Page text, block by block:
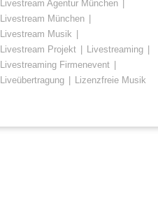
Livestream Agentur München
Livestream München
Livestream Musik
Livestream Projekt
Livestreaming
Livestreaming Firmenevent
Liveübertragung
Lizenzfreie Musik